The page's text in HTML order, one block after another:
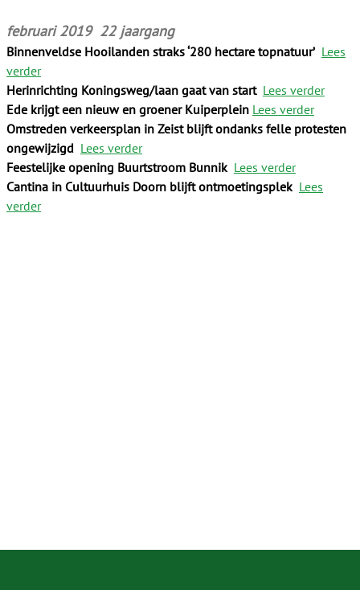
februari 2019 22 jaargang
Binnenveldse Hooilanden straks ‘280 hectare topnatuur’ Lees
verder
Herinrichting Koningsweg/laan gaat van start Lees verder
Ede krijgt een nieuw en groener Kuiperplein Lees verder
Omstreden verkeersplan in Zeist blijft ondanks felle protesten
ongewijzigd Lees verder
Feestelijke opening Buurtstroom Bunnik Lees verder
Cantina in Cultuurhuis Doorn blijft ontmoetingsplek Lees
verder